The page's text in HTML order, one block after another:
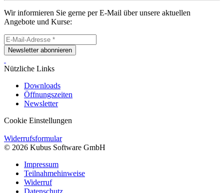
Wir informieren Sie gerne per E-Mail über unsere aktuellen
Angebote und Kurse:
Newsletter abonnieren
Nützliche Links
Downloads
Öffnungszeiten
Newsletter
Cookie Einstellungen
Widerrufsformular
© 2026 Kubus Software GmbH
Impressum
Teilnahmehinweise
Widerruf